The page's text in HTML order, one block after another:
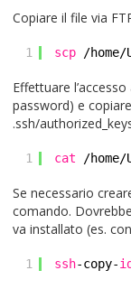
Copiare il file via
1 scp /home/
Effettuare
password) e
.ssh/
1 cat /home/
Se necessario
comando.
va installato (es.
1 ssh-copy-id